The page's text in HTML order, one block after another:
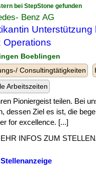
bei StepStone gefunden
Benz AG
Unterstützung
Operations
Boeblingen
Consultingtätigkeiten
Arbeitszeiten
Pioniergeist teilen. Bei
dessen Ziel es ist, die
for excellence. [...]
INFOS ZUM